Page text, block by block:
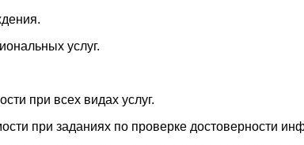
услуг.
при всех видах услуг.
при заданиях по проверке достоверности